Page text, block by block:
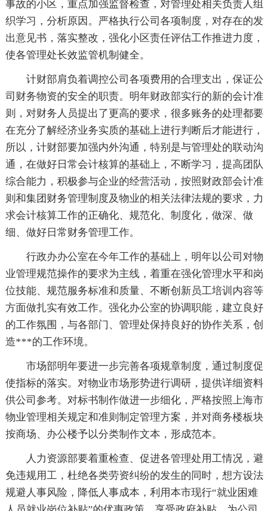
事故的小区，重点加强监督检查，对管理处相关负责人组
织学习，分析原因。严格执行公司各项制度，对存在的发
出意见书，落实整改，强化小区责任评估工作推进力度，
使各管理处长效监管机制健全。
计财部肩负着调控公司各项费用的合理支出，保证公
司财务物资的安全的职责。明年财政部实行的新的会计准
则，对财务人员提出了更高的要求，很多账务的处理都要
在充分了解经济业务实质的基础上进行判断后才能进行，
所以，计财部要加强内外沟通，特别是与管理处的联动沟
通，在做好日常会计核算的基础上，不断学习，提高团队
综合能力，积极参与企业的经营活动，按照财政部会计准
则和集团财务管理制度及物业的相关法律法规的要求，力
求会计核算工作的正确化、规范化、制度化，做深、做
细、做好日常财务管理工作。
行政办办公室在今年工作的基础上，明年以公司对物
业管理规范操作的要求为主线，着重在强化管理水平和岗
位技能、规范服务标准和质量、不断创新员工培训内容等
方面做扎实有效工作。强化办公室的协调职能，建立良好
的工作氛围，与各部门、管理处保持良好的协作关系，创
造***的工作环境。
市场部明年要进一步完善各项规章制度，通过制度促
使指标的落实。对物业市场形势进行调研，提供详细资料
供公司参考。对标书制作做进一步细化，严格按照上海市
物业管理相关规定和准则制定管理方案，并对商务楼板块
按商场、办公楼予以分类制作文本，形成范本。
人力资源部要着重检查、促进各管理处用工情况，避
免违规用工，杜绝各类劳资纠纷的发生的同时，想方设法
规避人事风险，降低人事成本，利用本市现行“就业困难